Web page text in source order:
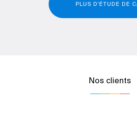
PLUS D'ÉTUDE DE
Nos clients